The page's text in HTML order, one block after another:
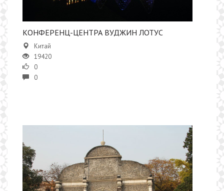
КОНФЕРЕНЦ-ЦЕНТРА ВУДЖИН ЛОТУС
Китай
19420
0
0